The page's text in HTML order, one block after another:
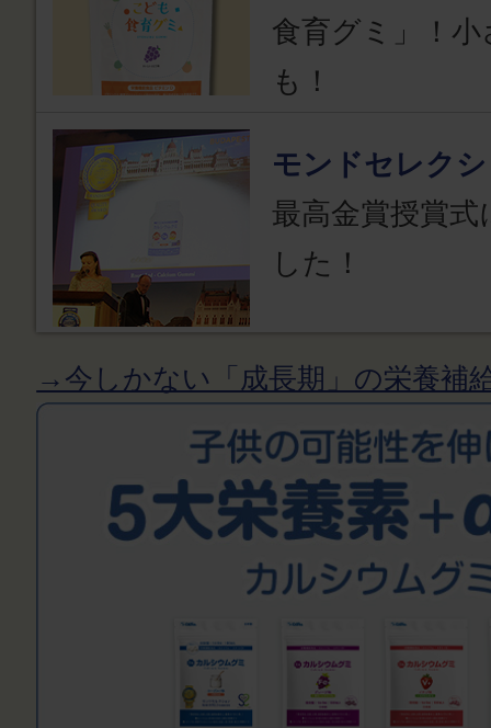
食育グミ」！
も！
モンドセレク
最高金賞授賞
した！
→今しかない「成長期」の栄養補